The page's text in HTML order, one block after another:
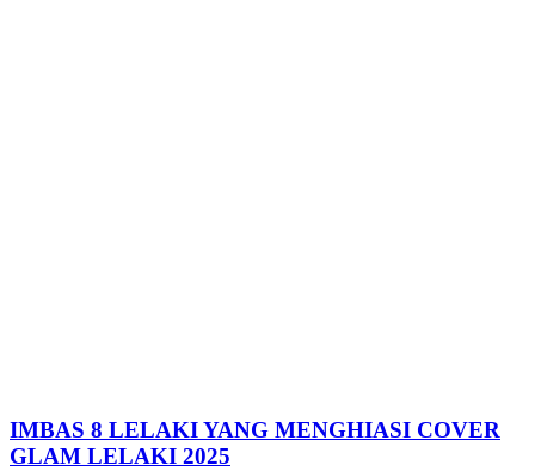
IMBAS 8 LELAKI YANG MENGHIASI COVER
GLAM LELAKI 2025